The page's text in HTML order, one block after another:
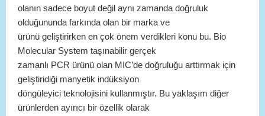
olanın sadece boyut değil aynı zamanda doğruluk
olduğununda farkında olan bir marka ve
ürünü geliştirirken en çok önem verdikleri konu bu. Bio
Molecular System taşınabilir gerçek
zamanlı PCR ürünü olan MIC’de doğruluğu arttırmak için
geliştiridiği manyetik indüksiyon
döngüleyici teknolojisini kullanmıştır. Bu yaklaşım diğer
ürünlerden ayırıcı bir özellik olarak